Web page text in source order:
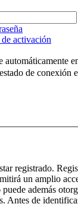
activación
automáticamente
de conexión
registrado.
un amplio
además
Antes de